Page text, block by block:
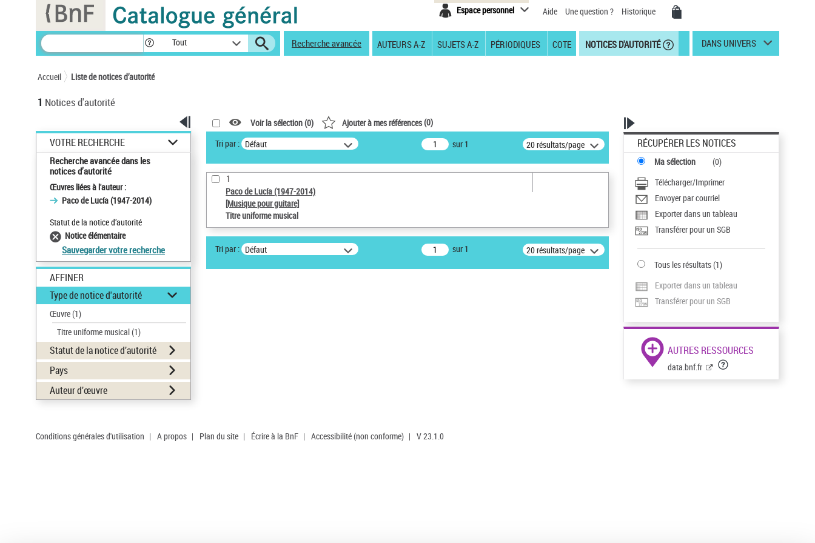
Espace personnel Aide Une question ? Historique
Tout Recherche avancée AUTEURS A-Z SUJETS A-Z PÉRIODIQUES COTE NOTICES D'AUTORITÉ DANS UNIVERS
Accueil Liste de notices d’autorité
1 Notices d'autorité
VOTRE RECHERCHE
Recherche avancée dans les
notices d’autorité
Œuvres liées à l'auteur :
Paco de Lucía (1947-2014)
Statut de la notice d’autorité
Notice élémentaire
Sauvegarder votre recherche
AFFINER
Type de notice d'autorité
Œuvre(1)
Titre uniforme musical(1)
Statut de la notice d’autorité
Pays
Auteur d’œuvre
Voir la sélection (0) Ajouter à mes références(0)
Tri par : Défaut sur 1 20 résultats/page
1
Paco de Lucía (1947-2014)
[Musique pour guitare]
Titre uniforme musical
Tri par : Défaut sur 1 20 résultats/page
RÉCUPÉRER LES NOTICES
Ma sélection (0)
Télécharger/Imprimer
Envoyer par courriel
Exporter dans un tableau
Transférer pour un SGB
Tous les résultats(1)
Exporter dans un tableau
Transférer pour un SGB
AUTRES RESSOURCES
data.bnf.fr
Conditions générales d'utilisation | A propos | Plan du site | Écrire à la BnF | Accessibilité (non conforme) | V 23.1.0
Panneau de gestion des cookies